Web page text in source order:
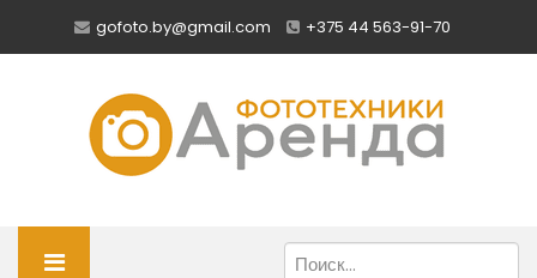
gofoto.by@gmail.com +375 44 563-91-70